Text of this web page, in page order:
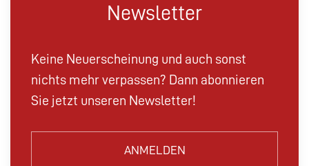
Newsletter
Keine Neuerscheinung und auch sonst
nichts mehr verpassen? Dann abonnieren
Sie jetzt unseren Newsletter!
ANMELDEN